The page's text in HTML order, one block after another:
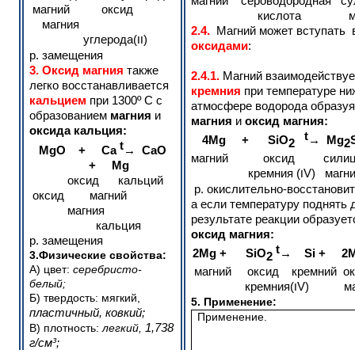
магний оксид
магния
углерода(II)
р. замещения
3. Оксид магниятакже
легко восстанавливается
кальцием при 1300º С с
образованием магния и
оксида кальция:
MgO + Ca t→ CaO
+
Mg
оксид кальций
оксид магний
магния
кальция
р. замещения
3.Физические свойства:
А) цвет:серебристо-
белый;
Б) твердость: мягкий,
пластичный, ковкий;
В) плотность:легкий, 1,738
г/см³;
кислота
2.4. Магний может вступать
оксидами:
2.4.1. Магний
кремния при температуре
атмосфере водорода
магния иоксид магния:
4Mg + SiO2
t→ Mg2
магний оксид
кремния ( V)
р. окислительно-
а если температуру поднять
результате реакции
оксид магния:
2Mg + SiO2
t→ Si + 2
магний оксид кремний
кремния( V)
5. Применение:
Применение.